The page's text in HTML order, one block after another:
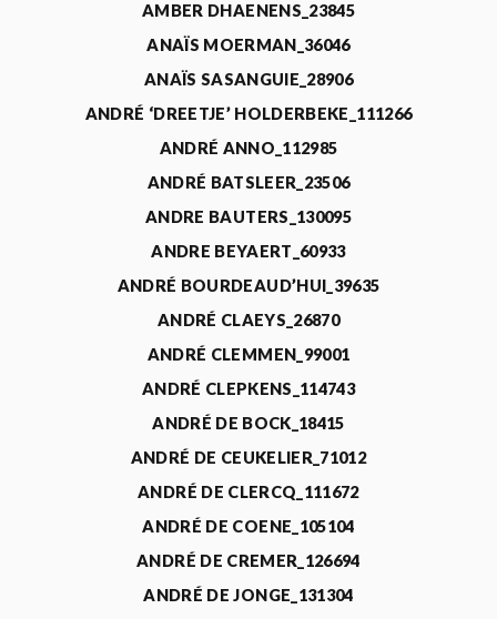
AMBER DHAENENS_23845
ANAÏS MOERMAN_36046
ANAÏS SASANGUIE_28906
ANDRÉ ‘DREETJE’ HOLDERBEKE_111266
ANDRÉ ANNO_112985
ANDRÉ BATSLEER_23506
ANDRE BAUTERS_130095
ANDRE BEYAERT_60933
ANDRÉ BOURDEAUD’HUI_39635
ANDRÉ CLAEYS_26870
ANDRÉ CLEMMEN_99001
ANDRÉ CLEPKENS_114743
ANDRÉ DE BOCK_18415
ANDRÉ DE CEUKELIER_71012
ANDRÉ DE CLERCQ_111672
ANDRÉ DE COENE_105104
ANDRÉ DE CREMER_126694
ANDRÉ DE JONGE_131304